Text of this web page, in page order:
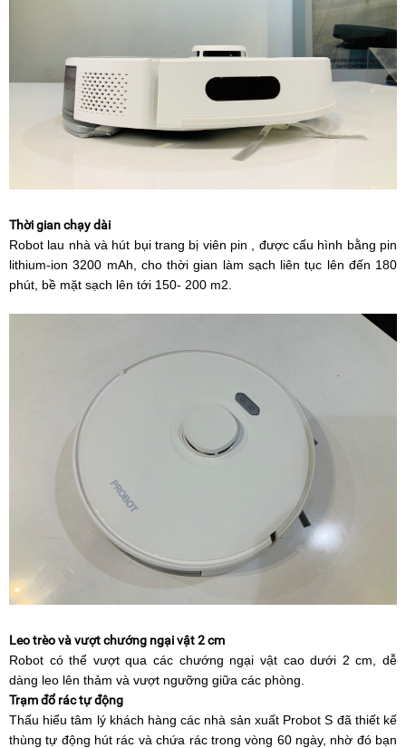
Thời gian chạy dài
Robot lau nhà và hút bụi trang bị viên pin , được cấu hình bằng pin
lithium-ion 3200 mAh, cho thời gian làm sạch liên tục lên đến 180
phút, bề mặt sạch lên tới 150- 200 m2.
Leo trèo và vượt chướng ngại vật 2 cm
Robot có thể vượt qua các chướng ngại vật cao dưới 2 cm, dễ
dàng leo lên thảm và vượt ngưỡng giữa các phòng.
Trạm đổ rác tự động
Thấu hiểu tâm lý khách hàng các nhà sản xuất Probot S đã thiết kế
thùng tự động hút rác và chứa rác trong vòng 60 ngày, nhờ đó bạn